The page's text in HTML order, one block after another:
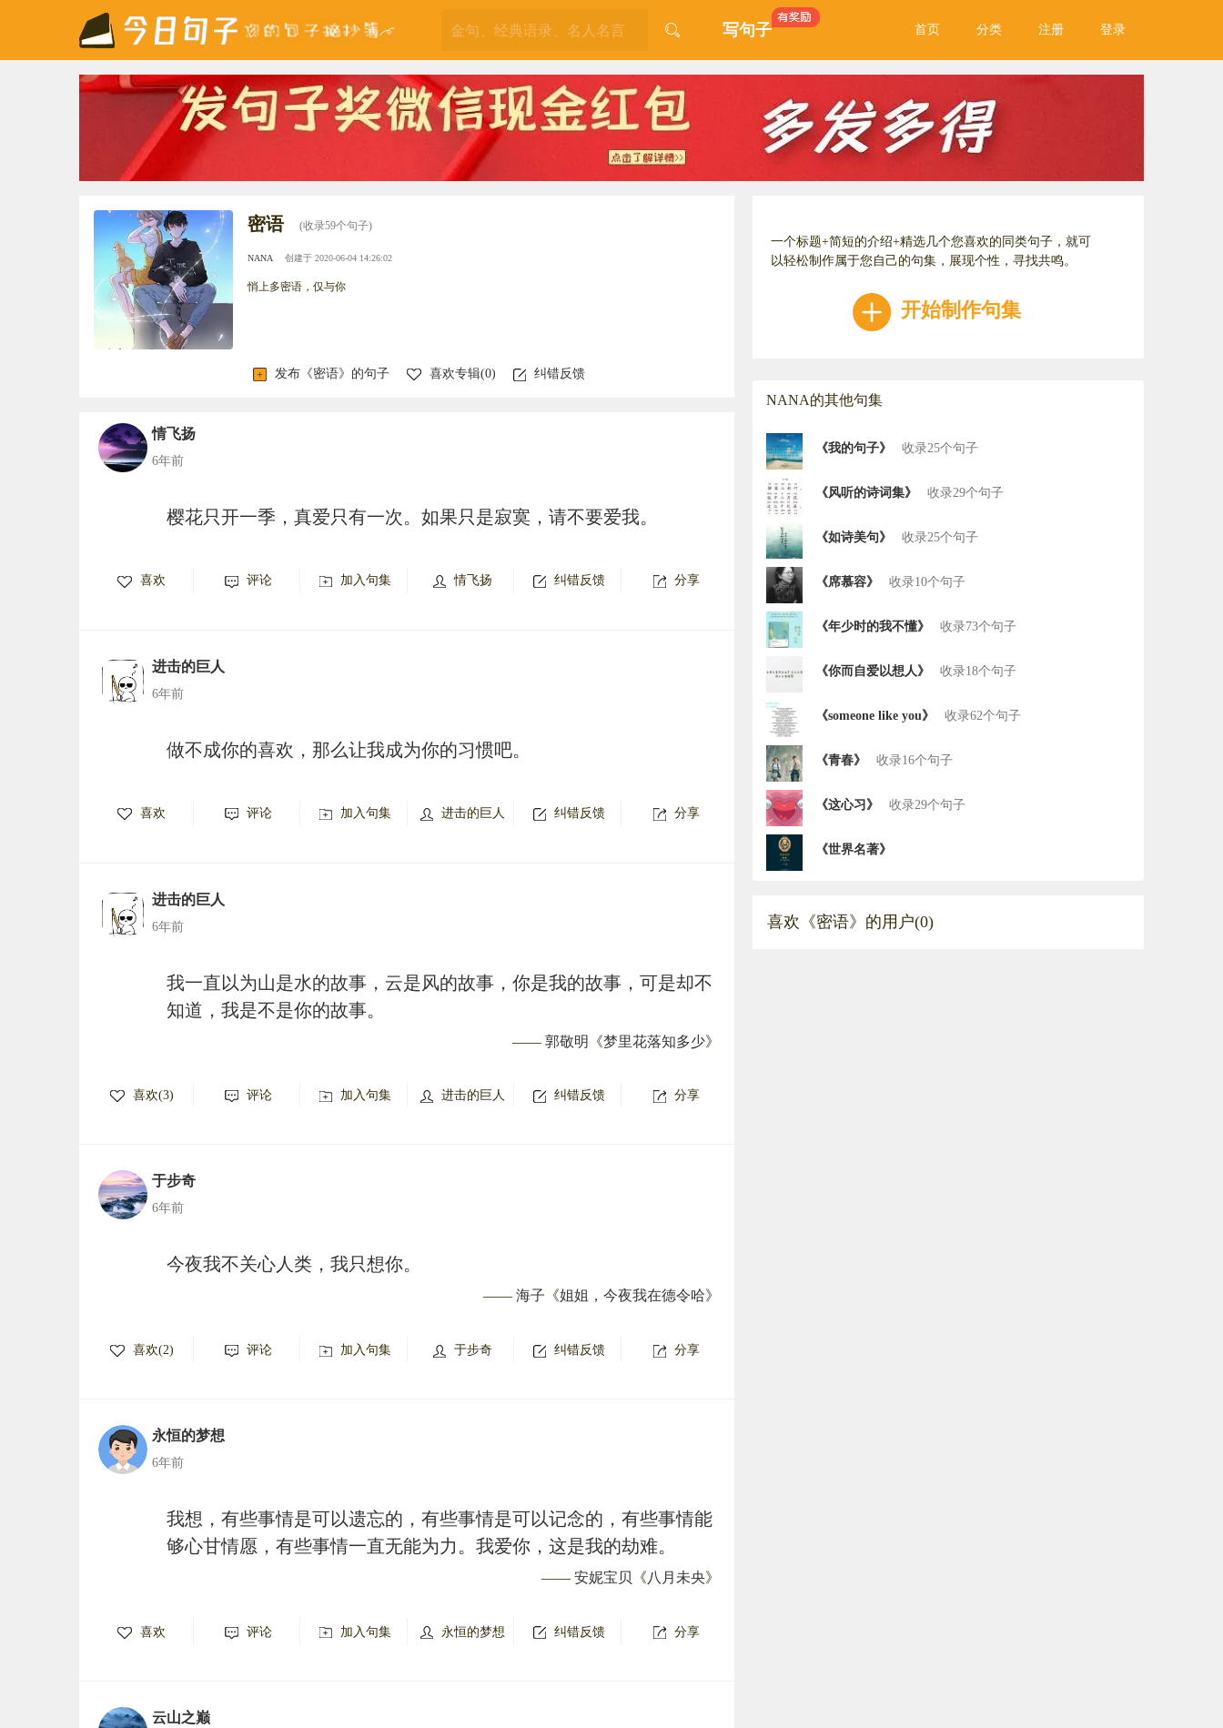
写句子 首页 分类 注册 登录
密语 (收录59个句子)
NANA 创建于 2020-06-04 14:26:02
悄上多密语，仅与你
发布《密语》的句子 喜欢专辑(0) 纠错反馈
情飞扬
6年前
樱花只开一季，真爱只有一次。如果只是寂寞，请不要爱我。
喜欢 评论 加入句集 情飞扬 纠错反馈 分享
进击的巨人
6年前
做不成你的喜欢，那么让我成为你的习惯吧。
喜欢 评论 加入句集 进击的巨人 纠错反馈 分享
进击的巨人
6年前
我一直以为山是水的故事，云是风的故事，你是我的故事，可是却不
知道，我是不是你的故事。
—— 郭敬明 《梦里花落知多少》
喜欢(3) 评论 加入句集 进击的巨人 纠错反馈 分享
于步奇
6年前
今夜我不关心人类，我只想你。
—— 海子 《姐姐，今夜我在德令哈》
喜欢(2) 评论 加入句集 于步奇 纠错反馈 分享
永恒的梦想
6年前
我想，有些事情是可以遗忘的，有些事情是可以记念的，有些事情能
够心甘情愿，有些事情一直无能为力。我爱你，这是我的劫难。
—— 安妮宝贝 《八月未央》
喜欢 评论 加入句集 永恒的梦想 纠错反馈 分享
云山之巅
一个标题+简短的介绍+精选几个您喜欢的同类句子，就可
以轻松制作属于您自己的句集，展现个性，寻找共鸣。
开始制作句集
NANA的其他句集
《我的句子》 收录25个句子
《风听的诗词集》 收录29个句子
《如诗美句》 收录25个句子
《席慕容》 收录10个句子
《年少时的我不懂》 收录73个句子
《你而自爱以想人》 收录18个句子
《someone like you》 收录62个句子
《青春》 收录16个句子
《这心习》 收录29个句子
《世界名著》
喜欢《密语》的用户(0)